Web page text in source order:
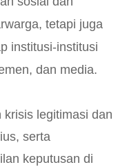
tetapi juga
institusi-institusi
dan media.
legitimasi dan
serta
keputusan di